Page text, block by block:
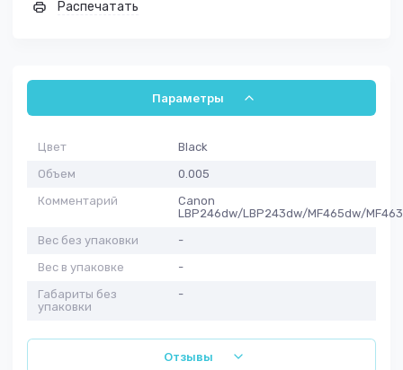
Распечатать
Параметры
Цвет
Black
Объем
0.005
Комментарий
Canon
LBP246dw/LBP243dw/MF465dw/
Вес без упаковки
-
Вес в упаковке
-
Габариты без
упаковки
-
Отзывы